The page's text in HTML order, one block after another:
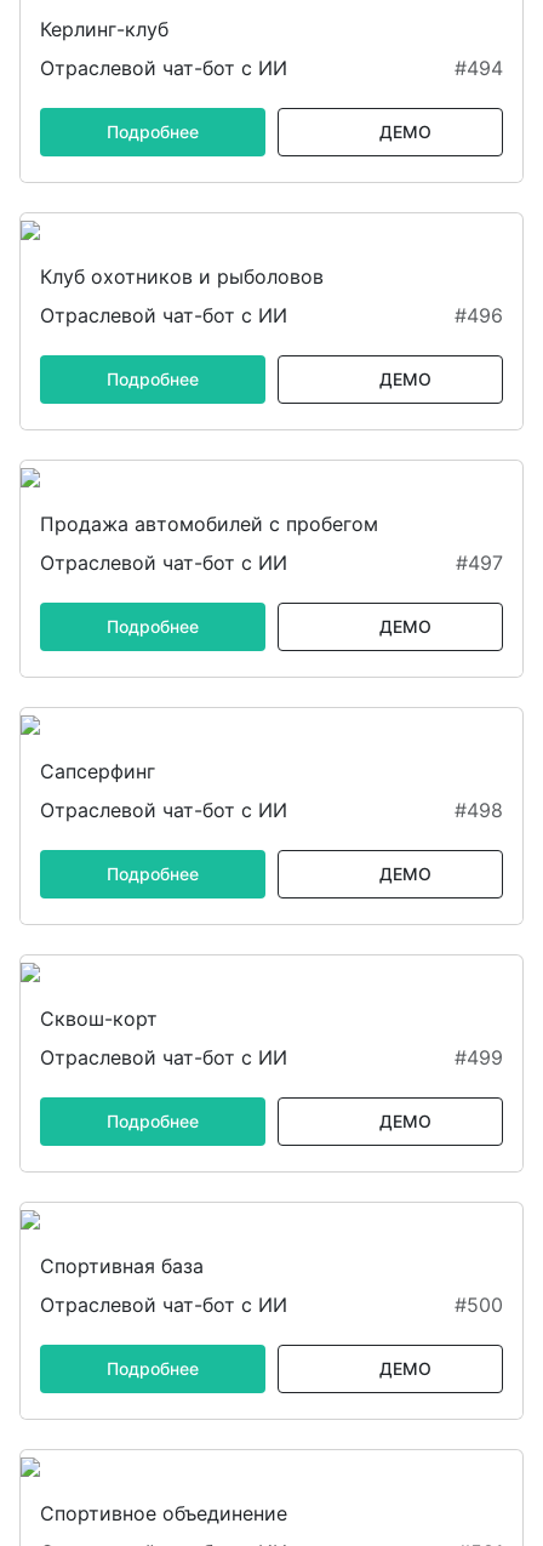
Керлинг-клуб
Отраслевой чат-бот с ИИ
#494
Подробнее ДЕМО
Клуб охотников и рыболовов
Отраслевой чат-бот с ИИ
#496
Подробнее ДЕМО
Продажа автомобилей с пробегом
Отраслевой чат-бот с ИИ
#497
Подробнее ДЕМО
Сапсерфинг
Отраслевой чат-бот с ИИ
#498
Подробнее ДЕМО
Сквош-корт
Отраслевой чат-бот с ИИ
#499
Подробнее ДЕМО
Спортивная база
Отраслевой чат-бот с ИИ
#500
Подробнее ДЕМО
Спортивное объединение